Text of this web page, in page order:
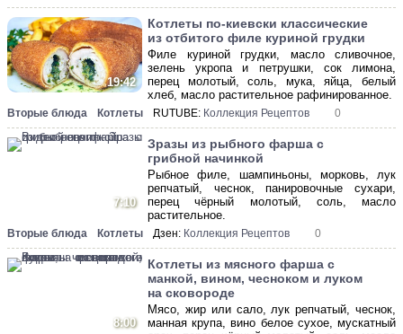
19:42
Котлеты по-киевски классические
из отбитого филе куриной грудки
Филе куриной грудки, масло сливочное,
зелень укропа и петрушки, сок лимона,
перец молотый, соль, мука, яйца, белый
хлеб, масло растительное рафинированное.
Вторые блюда Котлеты RUTUBE: Коллекция Рецептов 0
7:10
Зразы из рыбного фарша с
грибной начинкой
Рыбное филе, шампиньоны, морковь, лук
репчатый, чеснок, панировочные сухари,
перец чёрный молотый, соль, масло
растительное.
Вторые блюда Котлеты Дзен: Коллекция Рецептов 0
8:00
Котлеты из мясного фарша с
манкой, вином, чесноком и луком
на сковороде
Мясо, жир или сало, лук репчатый, чеснок,
манная крупа, вино белое сухое, мускатный